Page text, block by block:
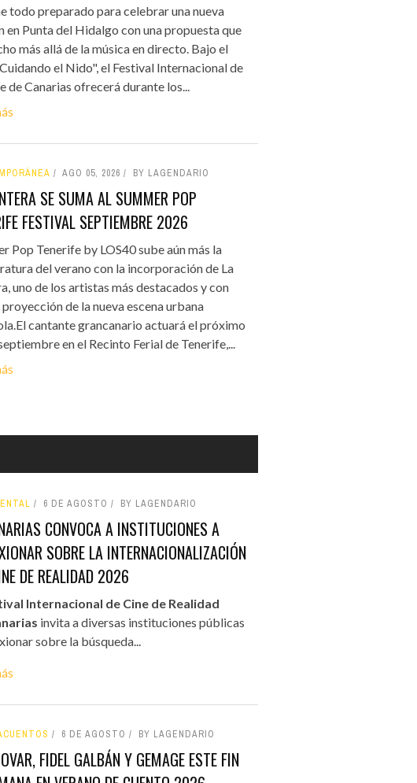
todo preparado para celebrar una nueva
en Punta del Hidalgo con una propuesta que
más allá de la música en directo. Bajo el
el Nido", el Festival Internacional de
de Canarias ofrecerá durante los...
AGO 05, 2026 BY LAGENDARIO
SE SUMA AL SUMMER POP
FESTIVAL SEPTIEMBRE 2026
Pop Tenerife by LOS40 sube aún más la
del verano con la incorporación de La
uno de los artistas más destacados y con
de la nueva escena urbana
cantante grancanario actuará el próximo
en el Recinto Ferial de Tenerife,...
6 DE AGOSTO BY LAGENDARIO
CONVOCA A INSTITUCIONES A
SOBRE LA INTERNACIONALIZACIÓN
DE REALIDAD 2026
Internacional de Cine de Realidad
invita a diversas instituciones públicas
sobre la búsqueda...
6 DE AGOSTO BY LAGENDARIO
FIDEL GALBÁN Y GEMAGE ESTE FIN